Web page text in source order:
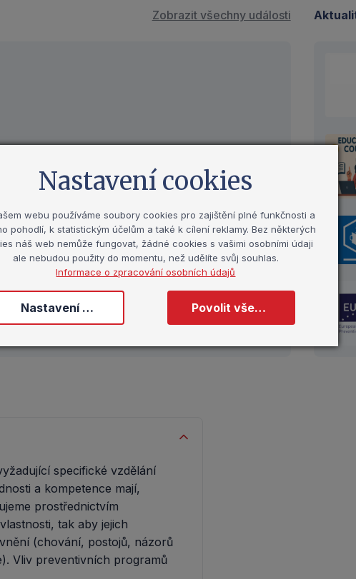
učitelů a učitelek
Zobrazit všechny události
specifické vzdělání
a kompetence mají,
prostřednictvím
tak aby jejich
(chování, postojů, názorů
Vliv preventivních programů
Nastavení cookies
webu používáme soubory cookies pro zajištění plné funkčnosti a
pohodlí, k statistickým účelům a také k cílení reklamy. Bez některých
náš web nemůže fungovat, žádné cookies s vašimi osobními údaji
ale nebudou použity do momentu, než udělíte svůj souhlas.
Informace o zpracování osobních údajů
Nastavení cookies Povolit všechny cookies